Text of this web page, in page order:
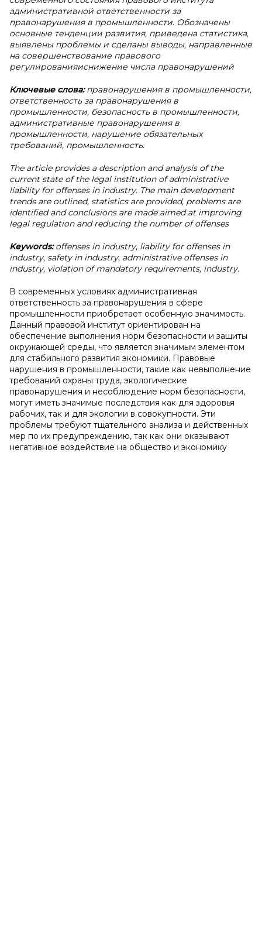
административной ответственности за
правонарушения в промышленности. Обозначены
основные тенденции развития, приведена статистика,
выявлены проблемы и сделаны выводы, направленные
на совершенствование правового
регулированияиснижение числа правонарушений
Ключевые слова:правонарушения в промышленности,
ответственность за правонарушения в
промышленности, безопасность в промышленности,
административные правонарушения в
промышленности, нарушение обязательных
требований, промышленность.
The article provides a description and analysis of the
current state of the legal institution of administrative
liability for offenses in industry. The main development
trends are outlined, statistics are provided, problems are
identified and conclusions are made aimed at improving
legal regulation and reducing the number of offenses
Keywords:offenses in industry, liability for offenses in
industry, safety in industry, administrative offenses in
industry, violation of mandatory requirements, industry.
В современных условиях административная
ответственность за правонарушения в сфере
промышленности приобретает особенную значимость.
Данный правовой институт ориентирован на
обеспечение выполнения норм безопасности и защиты
окружающей среды, что является значимым элементом
для стабильного развития экономики. Правовые
нарушения в промышленности, такие как невыполнение
требований охраны труда, экологические
правонарушения и несоблюдение норм безопасности,
могут иметь значимые последствия как для здоровья
рабочих, так и для экологии в совокупности. Эти
проблемы требуют тщательного анализа и действенных
мер по их предупреждению, так как они оказывают
негативное воздействие на общество и экономику